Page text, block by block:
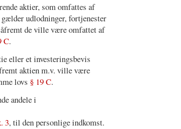
aktier, som omfattes af
udlodninger, fortjenester
de ville være omfattet af
C.
eller et investeringsbevis
aktien m.v. ville være
lovs § 19 C.
andele i
3, til den personlige indkomst.